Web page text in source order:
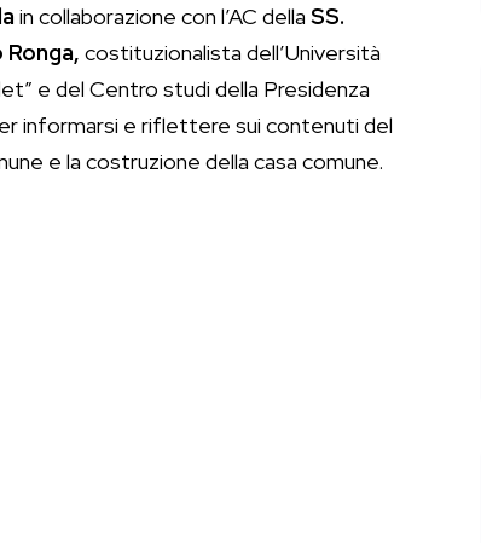
in collaborazione con l’AC della SS.
costituzionalista dell’Università
e del Centro studi della Presidenza
informarsi e riflettere sui contenuti del
e la costruzione della casa comune.